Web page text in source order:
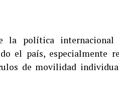
la política
el país, especialmente
de movilidad